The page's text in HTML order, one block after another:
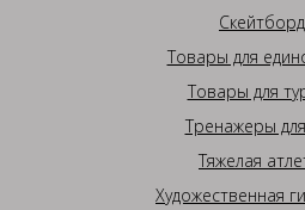
Товары для
Товары для
Тренажеры
Тяжелая
Художественная